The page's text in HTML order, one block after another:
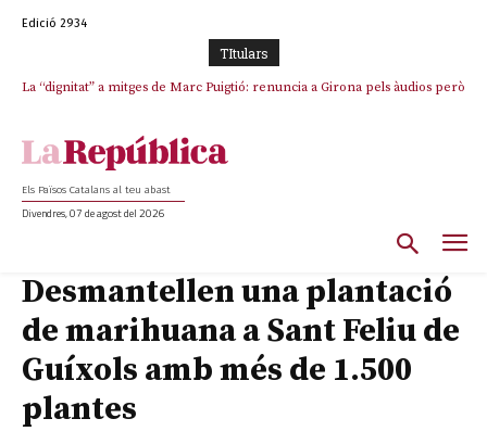
Edició 2934
TItulars
La “dignitat” a mitges de Marc Puigtió: renuncia a Girona pels àudios però
Els Països Catalans al teu abast
Divendres, 07 de agost del 2026
Desmantellen una plantació
de marihuana a Sant Feliu de
Guíxols amb més de 1.500
plantes